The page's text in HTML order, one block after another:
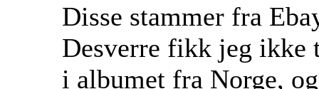
Disse stammer fra
Desverre fikk jeg ikke
i albumet fra Norge, og